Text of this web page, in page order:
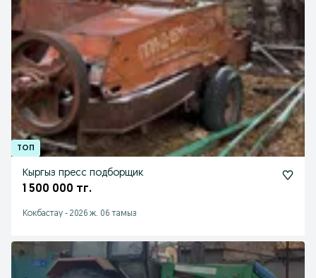
Кыргыз пресс подборщик
1 500 000 тг.
Кокбастау - 2026 ж. 06 тамыз